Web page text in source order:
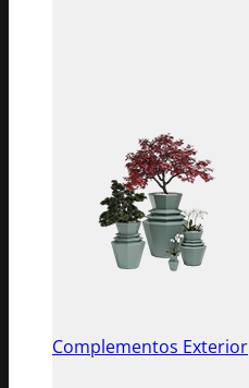
Complementos Exterior